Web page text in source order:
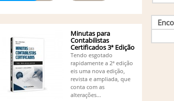
Minutas para
Contabilistas
Certificados 3ª Edição
Tendo esgotado
rapidamente a 2ª edição
eis uma nova edição,
revista e ampliada, que
conta com as
alterações...
Vieira